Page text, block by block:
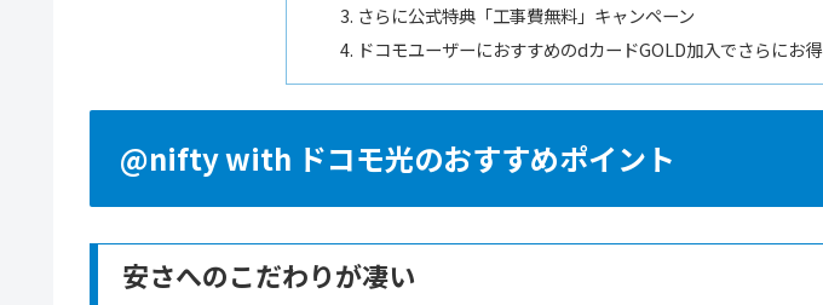
さらに公式特典「工事費無料」キャンペーン
ドコモユーザーにおすすめのdカードGOLD加入でさらにお得
@nifty with ドコモ光のおすすめポイント
安さへのこだわりが凄い